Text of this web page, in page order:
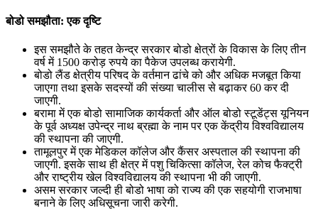
बोडो समझौता: एक दृष्टि
इस समझौते के तहत केन्‍द्र सरकार बोडो क्षेत्रों के विकास के लिए तीन
वर्ष में 1500 करोड़ रुपये का पैकेज उपलब्‍ध करायेगी.
बोडो लैंड क्षेत्रीय परिषद के वर्तमान ढांचे को और अधिक मजबूत किया
जाएगा तथा इसके सदस्यों की संख्या चालीस से बढ़ाकर 60 कर दी
जाएगी.
बरामा में एक बोडो सामाजिक कार्यकर्ता और ऑल बोडो स्टूडेंट्स यूनियन
के पूर्व अध्यक्ष उपेन्द्र नाथ ब्रह्मा के नाम पर एक केंद्रीय विश्वविद्यालय
की स्थापना की जाएगी.
तामूलपुर में एक मेडिकल कॉलेज और कैंसर अस्पताल की स्थापना की
जाएगी. इसके साथ ही क्षेत्र में पशु चिकित्सा कॉलेज, रेल कोच फैक्ट्री
और राष्ट्रीय खेल विश्वविद्यालय की स्थापना भी की जाएगी.
असम सरकार जल्दी ही बोडो भाषा को राज्य की एक सहयोगी राजभाषा
बनाने के लिए अधिसूचना जारी करेगी.